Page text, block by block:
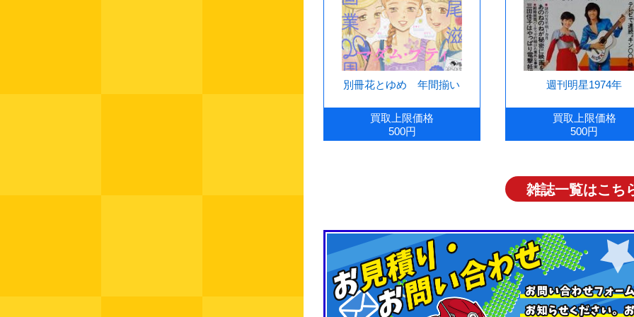
別冊花とゆめ 年間揃い
買取上限価格
500円
週刊明星1974年
買取上限価格
500円
雑誌一覧はこち